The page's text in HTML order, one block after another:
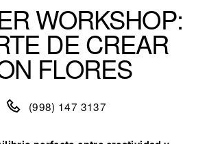
WORKSHOP:
DE CREAR
FLORES
(998) 147 3137